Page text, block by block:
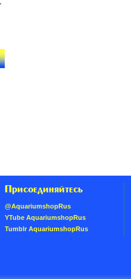
Присоединяйтесь
@AquariumshopRus
YTube AquariumshopRus
Tumblr AquariumshopRus